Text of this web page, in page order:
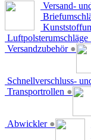
Versand-
Luftpolsterumschläge
Versandzubehör ●
Schnellverschluss-
Transportrollen ●
Abwickler ●